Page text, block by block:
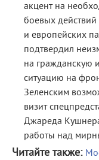
акцент на
боевых действий
и европейских
подтвердил
на гражданскую
ситуацию на
Зеленским
визит
Джареда
работы над
Читайте также: